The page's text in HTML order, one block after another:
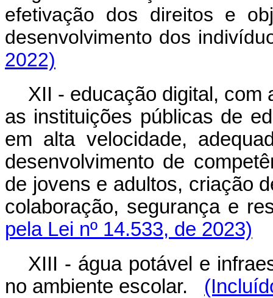
efetivação dos direitos e
desenvolvimento dos
2022)
XII - educação digital, com
as instituições públicas de
em alta velocidade,
desenvolvimento de
de jovens e adultos, criação
colaboração, segurança
pela Lei nº 14.533, de 2023)
XIII - água potável e
no ambiente escolar.